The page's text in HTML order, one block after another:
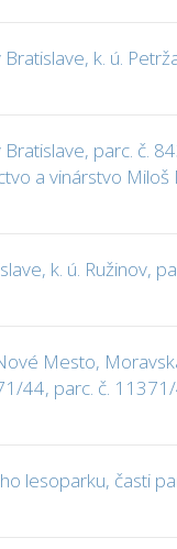
k. ú.
parc. č.
a vinárstvo Miloš
k. ú. Ružinov,
Mesto,
44, parc. č.
lesoparku, časti